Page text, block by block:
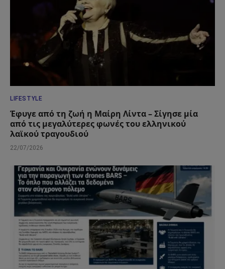
LIFESTYLE
Έφυγε από τη ζωή η Μαίρη Λίντα – Σίγησε μία
από τις μεγαλύτερες φωνές του ελληνικού
λαϊκού τραγουδιού
22/07/2026